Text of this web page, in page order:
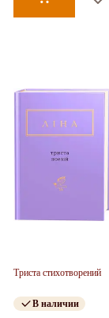
Триста стихотворений
В наличии